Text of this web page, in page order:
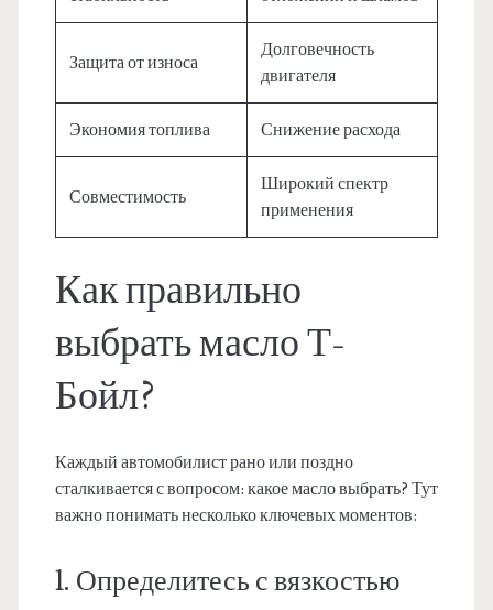
Защита от износа
Долговечность
двигателя
Экономия топлива Снижение расхода
Совместимость
Широкий спектр
применения
Как правильно
выбрать масло Т-
Бойл?
Каждый автомобилист рано или поздно
сталкивается с вопросом: какое масло выбрать? Тут
важно понимать несколько ключевых моментов:
1. Определитесь с вязкостью